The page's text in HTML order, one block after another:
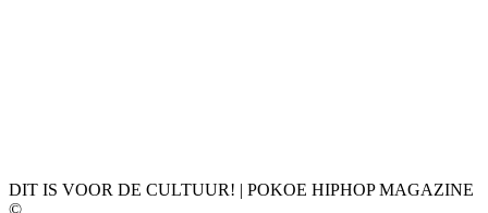
DIT IS VOOR DE CULTUUR! | POKOE HIPHOP MAGAZINE
©